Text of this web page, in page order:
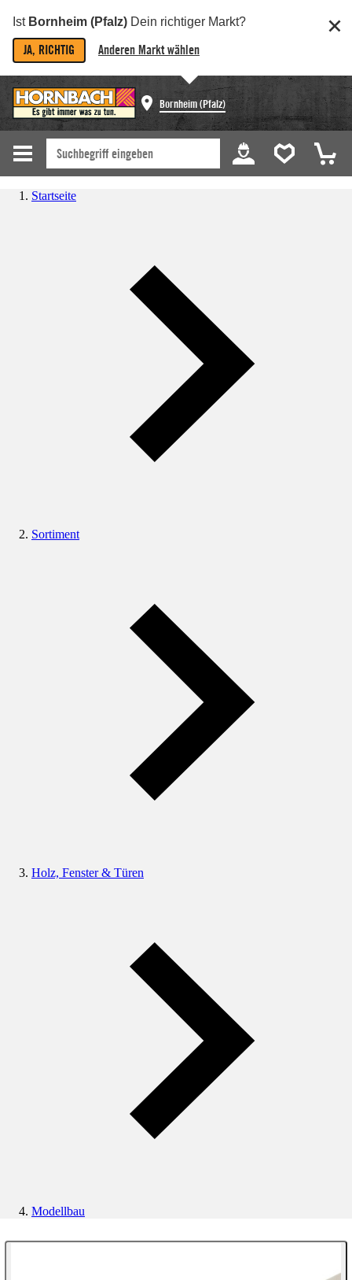
Ist Bornheim (Pfalz) Dein richtiger Markt?
JA, RICHTIG Anderen Markt wählen
Bornheim (Pfalz)
Startseite
Sortiment
Holz, Fenster & Türen
Modellbau